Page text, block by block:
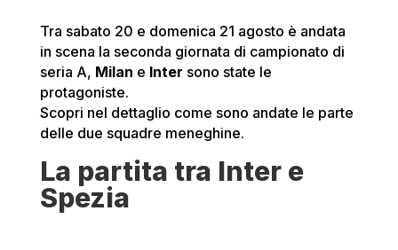
Tra sabato 20 e domenica 21 agosto è andata
in scena la seconda giornata di campionato di
seria A, Milan e Inter sono state le
protagoniste.
Scopri nel dettaglio come sono andate le parte
delle due squadre meneghine.
La partita tra Inter e
Spezia